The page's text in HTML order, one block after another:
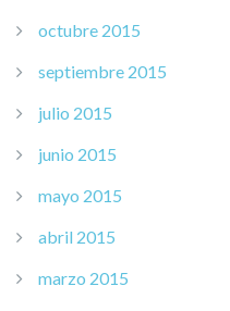
octubre 2015
septiembre 2015
julio 2015
junio 2015
mayo 2015
abril 2015
marzo 2015